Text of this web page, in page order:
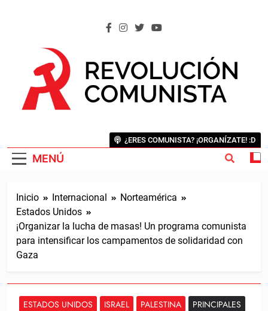
MENÚ
¿ERES COMUNISTA? ¡ORGANÍZATE! :D
Inicio Internacional
Norteamérica
Estados Unidos
¡Organizar la lucha de masas! Un programa comunista
para intensificar los campamentos de solidaridad con
Gaza
ESTADOS UNIDOS ISRAEL PALESTINA PRINCIPALES